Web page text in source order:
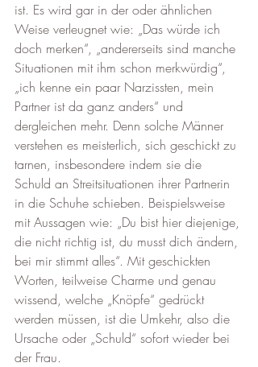
ist. Es wird gar in der oder ähnlichen
Weise verleugnet wie: „Das würde ich
doch merken“, „andererseits sind manche
Situationen mit ihm schon merkwürdig“,
„ich kenne ein paar Narzissten, mein
Partner ist da ganz anders“ und
dergleichen mehr. Denn solche Männer
verstehen es meisterlich, sich geschickt zu
tarnen, insbesondere indem sie die
Schuld an Streitsituationen ihrer Partnerin
in die Schuhe schieben. Beispielsweise
mit Aussagen wie: „Du bist hier diejenige,
die nicht richtig ist, du musst dich ändern,
bei mir stimmt alles“. Mit geschickten
Worten, teilweise Charme und genau
wissend, welche „Knöpfe“ gedrückt
werden müssen, ist die Umkehr, also die
Ursache oder „Schuld“ sofort wieder bei
der Frau.